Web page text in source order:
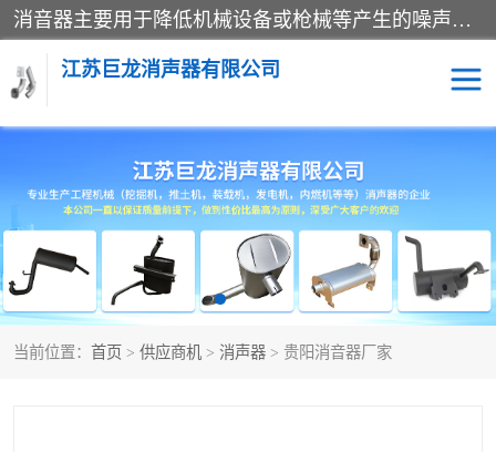
消音器主要用于降低机械设备或枪械等产生的噪声。它通过阻尼或增加排气面积来降低排气速度和功率，从而降低噪声。常见的消音器类型包括阻性消声器、抗性消声器、共振消声器以及阻抗复合式消声器等。这些消音器各有特点，适用于不同频率的噪声消除。
江苏巨龙消声器有限公司
当前位置： 首页 > 供应商机 > 消声器 > 贵阳消音器厂家
消声器